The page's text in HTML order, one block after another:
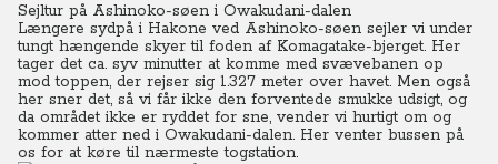
Sejltur på Ashinoko-søen i Owakudani-dalen
Længere sydpå i Hakone ved Ashinoko-søen sejler vi under
tungt hængende skyer til foden af Komagatake-bjerget. Her
tager det ca. syv minutter at komme med svævebanen op
mod toppen, der rejser sig 1.327 meter over havet. Men også
her sner det, så vi får ikke den forventede smukke udsigt, og
da området ikke er ryddet for sne, vender vi hurtigt om og
kommer atter ned i Owakudani-dalen. Her venter bussen på
os for at køre til nærmeste togstation.